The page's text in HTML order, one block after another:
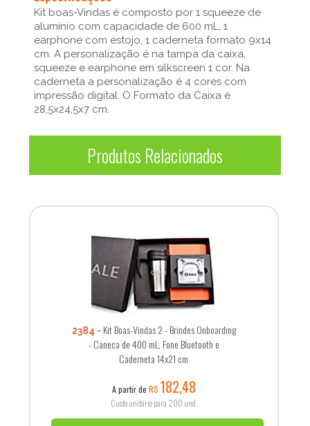
Kit boas-Vindas é composto por 1 squeeze de
alumínio com capacidade de 600 mL, 1
earphone com estojo, 1 caderneta formato 9x14
cm. A personalização é na tampa da caixa,
squeeze e earphone em silkscreen 1 cor. Na
caderneta a personalização é 4 cores com
impressão digital. O Formato da Caixa é
28,5x24,5x7 cm.
Produtos Relacionados
2384
Kit Boas-Vindas 2 - Brindes Onboarding
- Caneca de 400 mL, Fone Bluetooth e
Caderneta 14x21 cm
A partir de R$ 182,48
Custo unitário para 200 und.